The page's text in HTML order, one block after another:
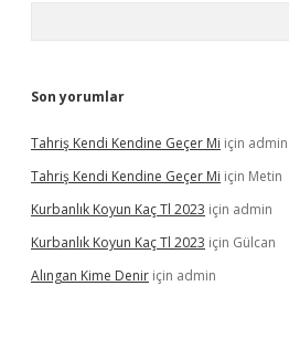
Son yorumlar
Tahriş Kendi Kendine Geçer Mi için admin
Tahriş Kendi Kendine Geçer Mi için Metin
Kurbanlık Koyun Kaç Tl 2023 için admin
Kurbanlık Koyun Kaç Tl 2023 için Gülcan
Alıngan Kime Denir için admin